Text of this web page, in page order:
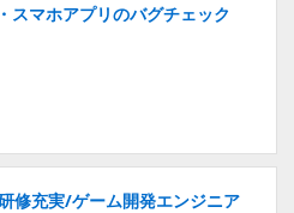
マホアプリのバグチェック
修充実/ゲーム開発エンジニア